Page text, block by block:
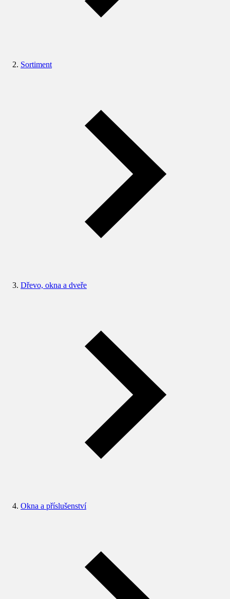
Sortiment
Dřevo, okna a dveře
Okna a příslušenství